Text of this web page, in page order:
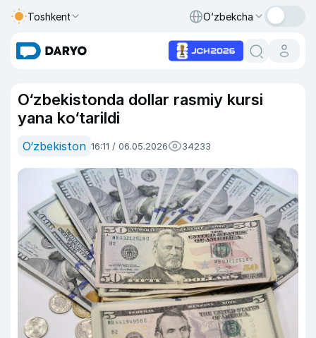
Toshkent O‘zbekcha
O‘zbekistonda dollar rasmiy kursi
yana ko‘tarildi
O‘zbekiston 16:11 / 06.05.2026 34233